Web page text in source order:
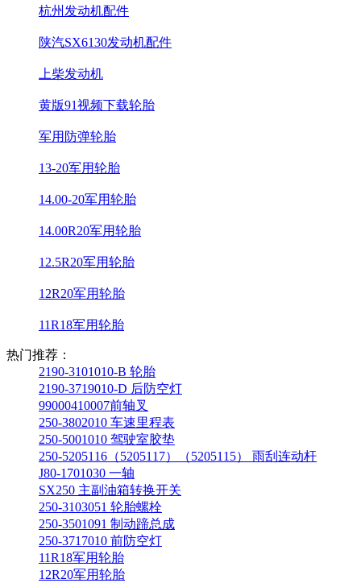
杭州发动机配件
陕汽SX6130发动机配件
上柴发动机
黄版91视频下载轮胎
军用防弹轮胎
13-20军用轮胎
14.00-20军用轮胎
14.00R20军用轮胎
12.5R20军用轮胎
12R20军用轮胎
11R18军用轮胎
热门推荐：
2190-3101010-B 轮胎
2190-3719010-D 后防空灯
99000410007前轴叉
250-3802010 车速里程表
250-5001010 驾驶室胶垫
250-5205116（5205117）（5205115） 雨刮连动杆
J80-1701030 一轴
SX250 主副油箱转换开关
250-3103051 轮胎螺栓
250-3501091 制动蹄总成
250-3717010 前防空灯
11R18军用轮胎
12R20军用轮胎